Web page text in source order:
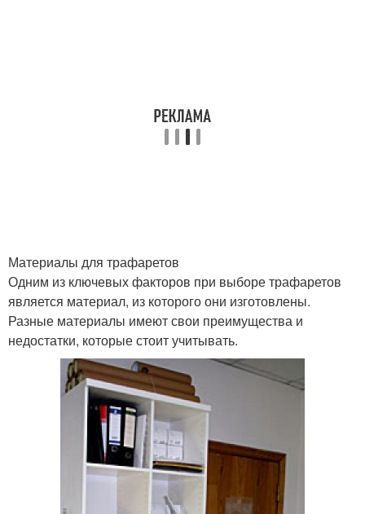
Материалы для трафаретов
Одним из ключевых факторов при выборе трафаретов
является материал, из которого они изготовлены.
Разные материалы имеют свои преимущества и
недостатки, которые стоит учитывать.